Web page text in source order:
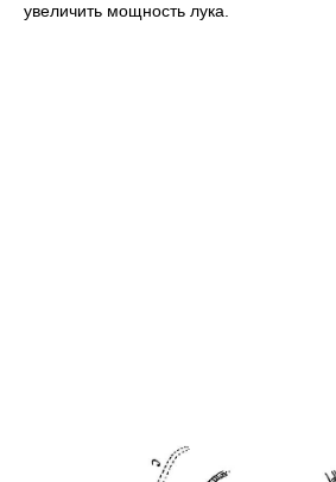
увеличить мощность лука.